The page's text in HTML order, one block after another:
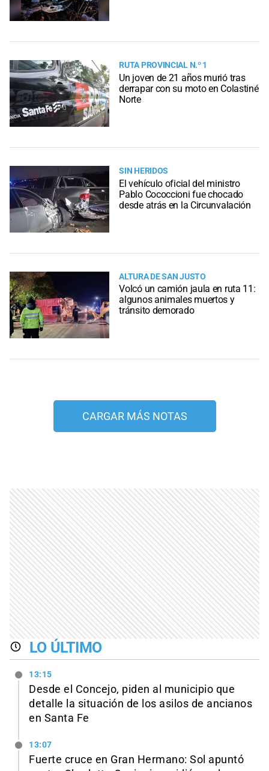
RUTA PROVINCIAL N.º 1
Un joven de 21 años murió tras
derrapar con su moto en Colastiné
Norte
SIN HERIDOS
El vehículo oficial del ministro
Pablo Cococcioni fue chocado
desde atrás en la Circunvalación
ALTURA DE SAN JUSTO
Volcó un camión jaula en ruta 11:
algunos animales muertos y
tránsito demorado
CARGAR MÁS NOTAS
LO ÚLTIMO
13:15
Desde el Concejo, piden al municipio que
detalle la situación de los asilos de ancianos
en Santa Fe
13:07
Fuerte cruce en Gran Hermano: Sol apuntó